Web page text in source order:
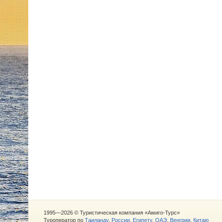
1995—2026 © Туристическая компания «Амиго-Турс»
Туроператор по Таиланду, России Египету, ОАЭ Венгрии Китаю